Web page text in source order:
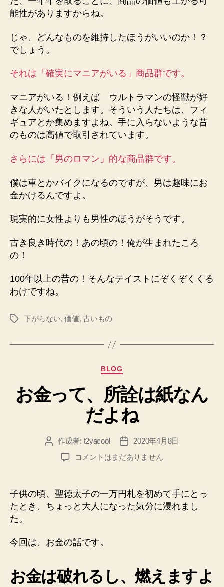
能性がありますからね。
じゃ、どんなものを維持したほうがいいのか！？
でしょう。
それは「確実にマニアがいる」商品群です。
マニアがいる！例えば ウルトラマンの怪獣が好
きな人がいたとします。そういう人たちは、フィ
ギュアとか集めますよね。手に入らないような昔
のものは高値で取引されています。
さらには「男のロマン」的な商品群です。
僕は車とかバイクになるのですが、男は趣味にお
金かけるんですよ。
現実的に女性よりも男性のほうがそうです。
古き良き時代の！あの頃の！俺が生まれたころ
の！
100年以上の昔の！そんなテイストにぞくぞくくる
わけですね。
タ
下がらない,価値,古いもの
カ
ゴ
リ
ー
BLOG
お金って、所詮は紙なん
だよね
投 作成者: t2yacool
投
稿
日
2020年4月8日
お
て、
所
詮
な
よ
コメントはまだありません
子供の頃、聖徳太子の一万円札を初めて手にとっ
たとき、ちょっと大人になった気分に浸れまし
た。
今回は、お金の話です。
お金は破れるし、燃えますよ